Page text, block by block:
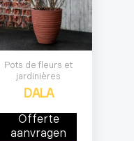
Pots de fleurs et
jardinières
DALA
Offerte
aanvragen